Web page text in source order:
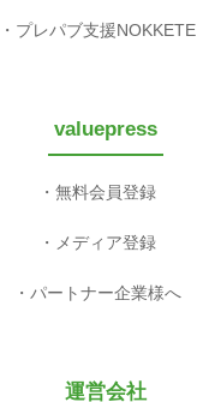
プレパブ支援NOKKETE
valuepress
無料会員登録
メディア登録
パートナー企業様へ
運営会社